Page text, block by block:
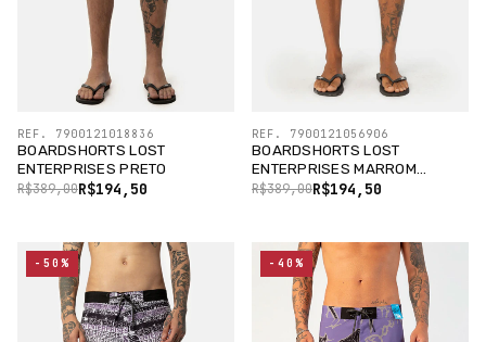
BOARDSHORTS LOST
ENTERPRISES PRETO
R$194,50
R$389,00
REF. 7900121018836
BOARDSHORTS LOST
ENTERPRISES MARROM
CHOCOLATR$194,50
R$389,00
REF. 7900121056906
-50% -40%